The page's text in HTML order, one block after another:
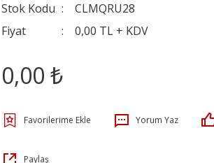
Stok Kodu
CLMQRU28
Fiyat
0,00 TL + KDV
0,00 ₺
Yorum Yaz
Paylaş